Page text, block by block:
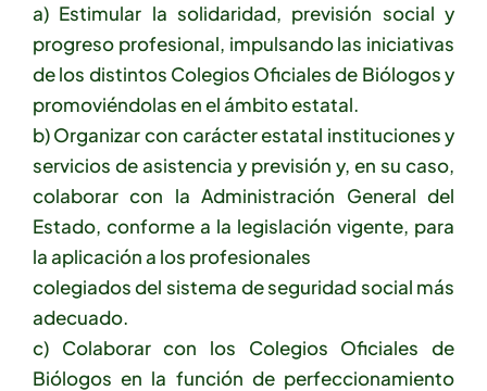
a) Estimular la solidaridad, previsión social y
progreso profesional, impulsando las iniciativas
de los distintos Colegios Oficiales de Biólogos y
promoviéndolas en el ámbito estatal.
b) Organizar con carácter estatal instituciones y
servicios de asistencia y previsión y, en su caso,
colaborar con la Administración General del
Estado, conforme a la legislación vigente, para
la aplicación a los profesionales
colegiados del sistema de seguridad social más
adecuado.
c) Colaborar con los Colegios Oficiales de
Biólogos en la función de perfeccionamiento